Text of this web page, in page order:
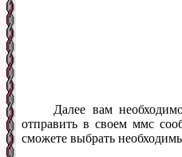
Далее вам
отправить в своем ммс
сможете выбрать